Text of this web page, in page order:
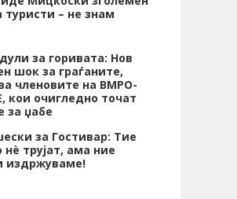
туристи – не знам
за горивата: Нов
шок за граѓаните,
членовите на ВМРО-
кои очигледно точат
за џабе
за Гостивар: Тие
нѐ трујат, ама ние
издржуваме!